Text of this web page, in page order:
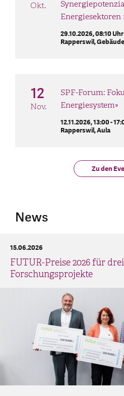
Okt.
Energiesektoren
29.10.2026, 08:10 Uhr
Rapperswil, Gebäude
12
Nov.
SPF-Forum:
Energiesystem»
12.11.2026, 13:00 -
Rapperswil, Aula
Zu den
News
FUTUR-Preise 2026 für
Forschungsprojekte
15.06.2026